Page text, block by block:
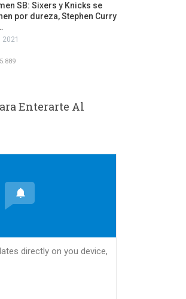
SB: Sixers y Knicks se
por dureza, Stephen Curry
2021
Enterarte Al
directly on you device,